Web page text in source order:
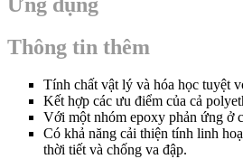
Thông tin thêm
Tính chất vật lý và hóa học tuyệt
Kết hợp các ưu điểm của cả
Với một nhóm epoxy phản ứng ở
Có khả năng cải thiện tính linh
thời tiết và chống va đập.